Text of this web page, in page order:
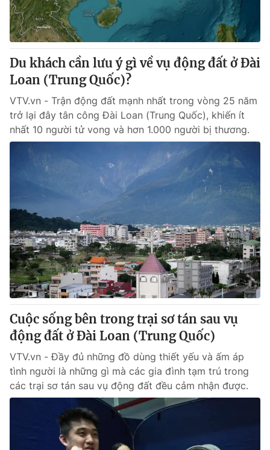
Du khách cần lưu ý gì về vụ động đất ở Đài
Loan (Trung Quốc)?
VTV.vn - Trận động đất mạnh nhất trong vòng 25 năm
trở lại đây tân công Đài Loan (Trung Quốc), khiến ít
nhất 10 người tử vong và hơn 1.000 người bị thương.
Cuộc sống bên trong trại sơ tán sau vụ
động đất ở Đài Loan (Trung Quốc)
VTV.vn - Đầy đủ những đồ dùng thiết yếu và ấm áp
tình người là những gì mà các gia đình tạm trú trong
các trại sơ tán sau vụ động đất đều cảm nhận được.